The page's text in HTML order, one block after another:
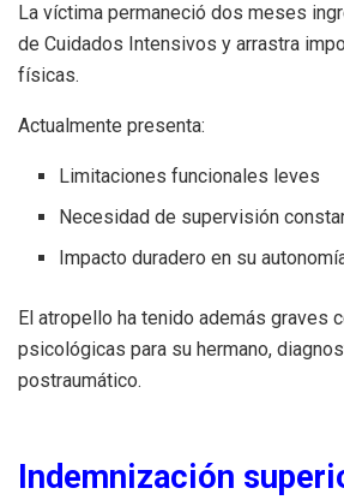
La víctima permaneció dos meses
de Cuidados Intensivos y arrastra
físicas.
Actualmente presenta:
Limitaciones funcionales leves
Necesidad de supervisión
Impacto duradero en su
El atropello ha tenido además graves
psicológicas para su hermano,
postraumático.
Indemnización